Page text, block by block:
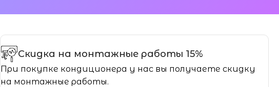
Скидка на монтажные работы 15%
При покупке кондиционера у нас вы получаете скидку
на монтажные работы.